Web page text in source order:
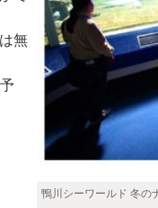
鴨川シーワールド 冬の
無